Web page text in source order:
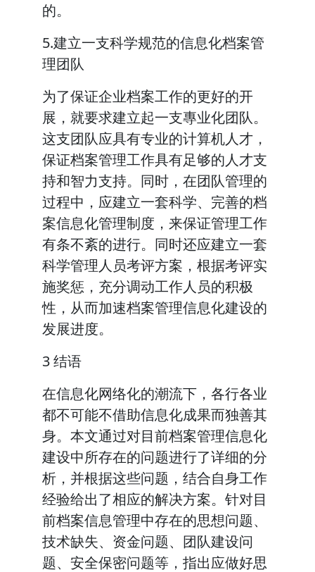
的。
5.建立一支科学规范的信息化档案管
理团队
为了保证企业档案工作的更好的开
展，就要求建立起一支專业化团队。
这支团队应具有专业的计算机人才，
保证档案管理工作具有足够的人才支
持和智力支持。同时，在团队管理的
过程中，应建立一套科学、完善的档
案信息化管理制度，来保证管理工作
有条不紊的进行。同时还应建立一套
科学管理人员考评方案，根据考评实
施奖惩，充分调动工作人员的积极
性，从而加速档案管理信息化建设的
发展进度。
3 结语
在信息化网络化的潮流下，各行各业
都不可能不借助信息化成果而独善其
身。本文通过对目前档案管理信息化
建设中所存在的问题进行了详细的分
析，并根据这些问题，结合自身工作
经验给出了相应的解决方案。针对目
前档案信息管理中存在的思想问题、
技术缺失、资金问题、团队建设问
题、安全保密问题等，指出应做好思